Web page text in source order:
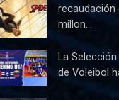
recaudación
millon...
La
de Voleibol